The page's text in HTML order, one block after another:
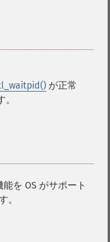
が正常
を OS がサポート
。